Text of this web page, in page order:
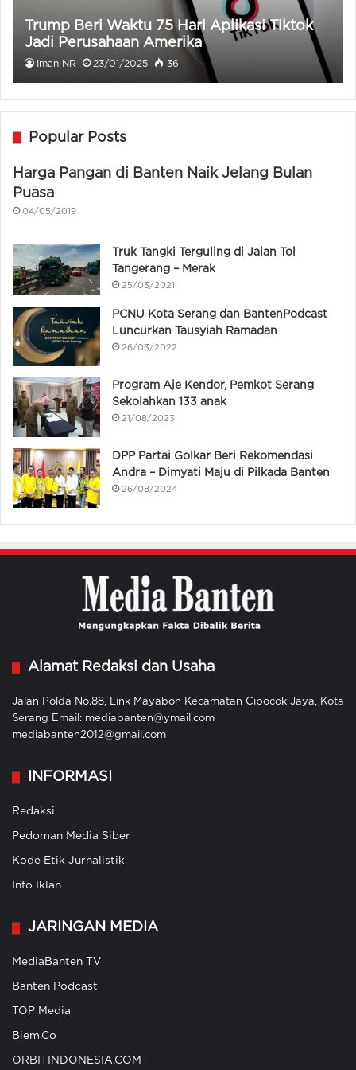
Trump Beri Waktu 75 Hari Aplikasi Tiktok
Jadi Perusahaan Amerika
Iman NR 23/01/2025 36
Popular Posts
Harga Pangan di Banten Naik Jelang Bulan
Puasa
04/05/2019
Truk Tangki Terguling di Jalan Tol
Tangerang – Merak
25/03/2021
PCNU Kota Serang dan BantenPodcast
Luncurkan Tausyiah Ramadan
26/03/2022
Program Aje Kendor, Pemkot Serang
Sekolahkan 133 anak
21/08/2023
DPP Partai Golkar Beri Rekomendasi
Andra – Dimyati Maju di Pilkada Banten
26/08/2024
Alamat Redaksi dan Usaha
Jalan Polda No.88, Link Mayabon Kecamatan Cipocok Jaya, Kota
Serang Email: mediabanten@ymail.com
mediabanten2012@gmail.com
INFORMASI
Redaksi
Pedoman Media Siber
Kode Etik Jurnalistik
Info Iklan
JARINGAN MEDIA
MediaBanten TV
Banten Podcast
TOP Media
Biem.Co
ORBITINDONESIA.COM